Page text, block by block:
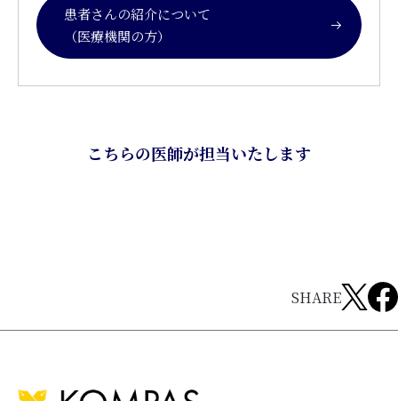
患者さんの紹介について
（医療機関の方）
こちらの医師が担当いたします
SHARE